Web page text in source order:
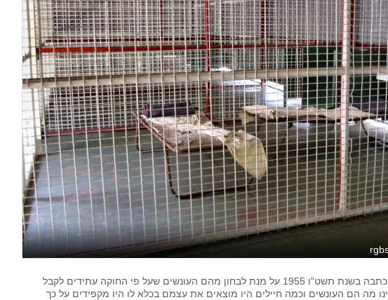
נכנסנו לחוקת השיפוט הצבאי אשר נכתבה בשנת תשט"ו 1955 על מנת לבחון מהם העונשים שעל פי החוקה עתידים לקבל
מה הם העונשים וכמה חיילים היו מוצאים את עצמם בכלא לו היו מקפידים על כך